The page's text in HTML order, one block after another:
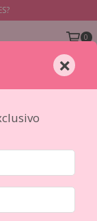
0
para tu
con otros
×